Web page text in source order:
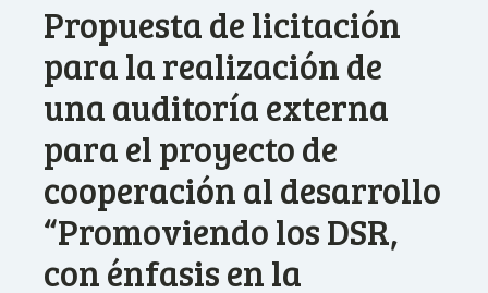
Propuesta de licitación
para la realización de
una auditoría externa
para el proyecto de
cooperación al desarrollo
“Promoviendo los DSR,
con énfasis en la